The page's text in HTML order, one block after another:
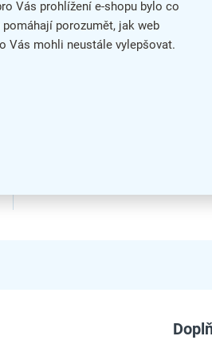
Vás prohlížení e-shopu bylo co
porozumět, jak web
Vás mohli neustále vylepšovat.
RAL